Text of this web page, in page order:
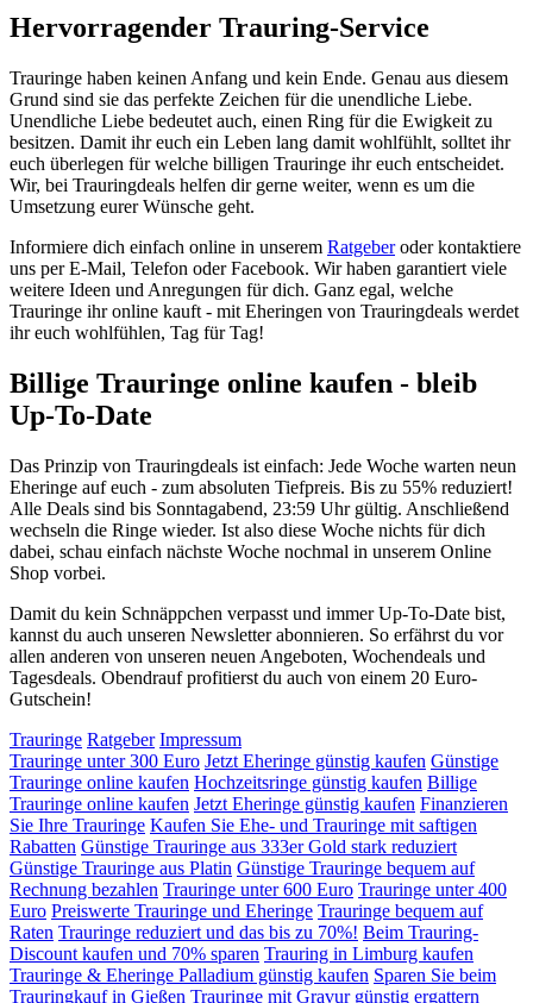
Hervorragender Trauring-Service
Trauringe haben keinen Anfang und kein Ende. Genau aus diesem
Grund sind sie das perfekte Zeichen für die unendliche Liebe.
Unendliche Liebe bedeutet auch, einen Ring für die Ewigkeit zu
besitzen. Damit ihr euch ein Leben lang damit wohlfühlt, solltet ihr
euch überlegen für welche billigen Trauringe ihr euch entscheidet.
Wir, bei Trauringdeals helfen dir gerne weiter, wenn es um die
Umsetzung eurer Wünsche geht.
Informiere dich einfach online in unserem Ratgeberoder kontaktiere
uns per E-Mail, Telefon oder Facebook. Wir haben garantiert viele
weitere Ideen und Anregungen für dich. Ganz egal, welche
Trauringe ihr online kauft - mit Eheringen von Trauringdeals werdet
ihr euch wohlfühlen, Tag für Tag!
Billige Trauringe online kaufen - bleib
Up-To-Date
Das Prinzip von Trauringdeals ist einfach: Jede Woche warten neun
Eheringe auf euch - zum absoluten Tiefpreis. Bis zu 55% reduziert!
Alle Deals sind bis Sonntagabend, 23:59 Uhr gültig. Anschließend
wechseln die Ringe wieder. Ist also diese Woche nichts für dich
dabei, schau einfach nächste Woche nochmal in unserem Online
Shop vorbei.
Damit du kein Schnäppchen verpasst und immer Up-To-Date bist,
kannst du auch unseren Newsletter abonnieren. So erfährst du vor
allen anderen von unseren neuen Angeboten, Wochendeals und
Tagesdeals. Obendrauf profitierst du auch von einem 20 Euro-
Gutschein!
Trauringe Ratgeber Impressum
Trauringe unter 300 Euro Jetzt Eheringe günstig kaufen Günstige
Trauringe online kaufen Hochzeitsringe günstig kaufen Billige
Trauringe online kaufen Jetzt Eheringe günstig kaufen Finanzieren
Sie Ihre Trauringe Kaufen Sie Ehe- und Trauringe mit saftigen
Rabatten Günstige Trauringe aus 333er Gold stark reduziert
Günstige Trauringe aus Platin Günstige Trauringe bequem auf
Rechnung bezahlen Trauringe unter 600 Euro Trauringe unter 400
Euro Preiswerte Trauringe und Eheringe Trauringe bequem auf
Raten Trauringe reduziert und das bis zu 70%! Beim Trauring-
Discount kaufen und 70% sparen Trauring in Limburg kaufen
Trauringe & Eheringe Palladium günstig kaufen Sparen Sie beim
Trauringkauf in Gießen Trauringe mit Gravur günstig ergattern